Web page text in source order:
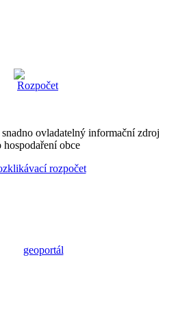
ovladatelný informační zdroj
hospodaření obce
rozpočet